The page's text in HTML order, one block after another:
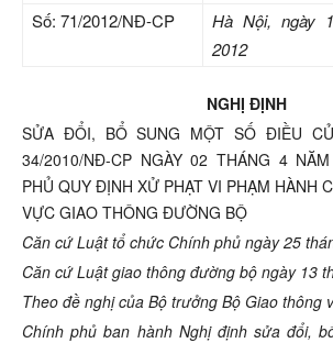
Số: 71/2012/NĐ-CP
Hà Nội, ngày
2012
NGHỊ ĐỊNH
SỬA ĐỔI, BỔ SUNG MỘT SỐ ĐIỀU
34/2010/NĐ-CP NGÀY 02 THÁNG 4
PHỦ QUY ĐỊNH XỬ PHẠT VI PHẠM HÀNH
VỰC GIAO THÔNG ĐƯỜNG BỘ
Căn cứ Luật tổ chức Chính phủ ngày 25
Căn cứ Luật giao thông đường bộ ngày 13
Theo đề nghị của Bộ trưởng Bộ Giao thông
Chính phủ ban hành Nghị định sửa đổi,